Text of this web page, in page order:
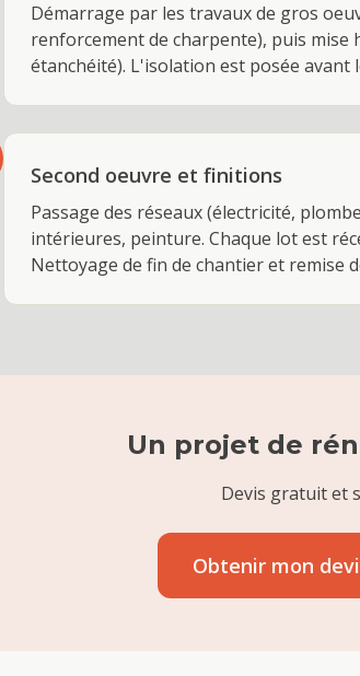
Démarrage par les travaux de gros
renforcement de charpente), puis
étanchéité). L'isolation est posée avant
Second oeuvre et finitions
Passage des réseaux (électricité,
intérieures, peinture. Chaque lot est
Nettoyage de fin de chantier et remise
Un projet de
Devis gratuit et
Obtenir mon